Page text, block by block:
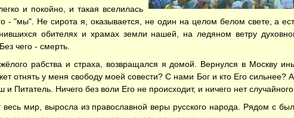
и покойно, и такая вселилась
- "мы". Не сирота я, оказывается, не один на целом белом свете, а
обителях и храмах земли нашей, на ледяном ветру
чего - смерть.
рабства и страха, возвращался я домой. Вернулся в Москву
отнять у меня свободу моей совести? С нами Бог и кто Его сильнее?
Питатель. Ничего без воли Его не происходит, и ничего нет
весь мир, выросла из православной веры русского народа. Рядом с